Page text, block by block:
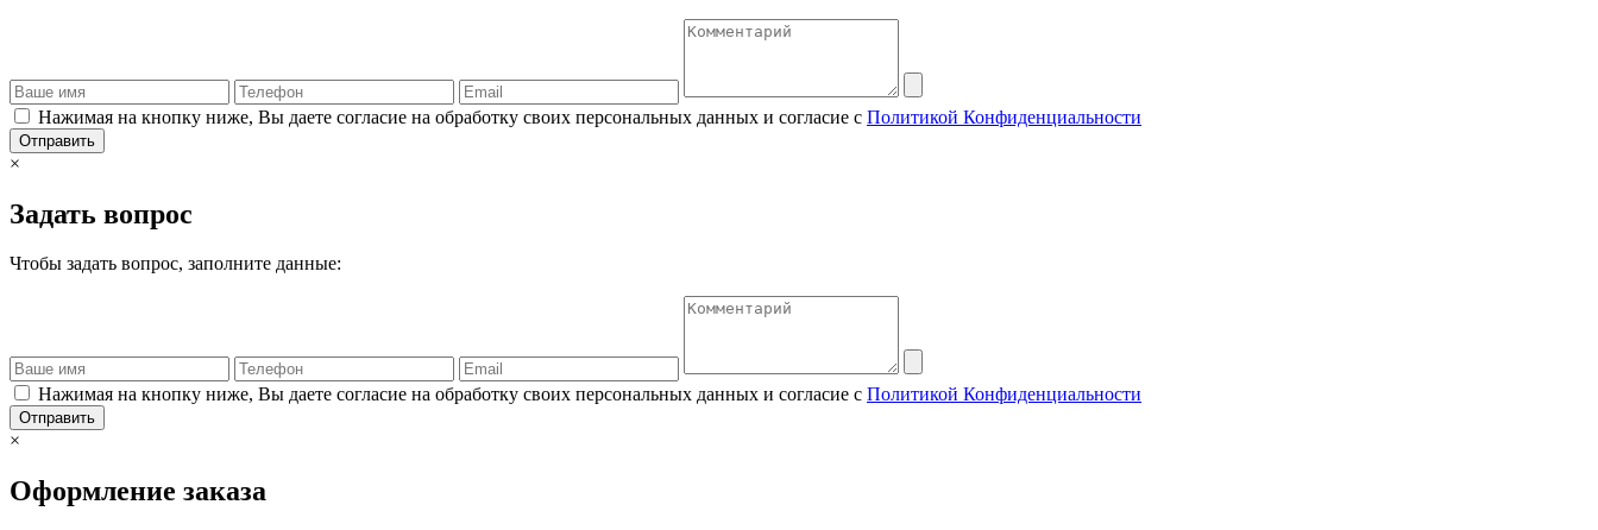
Нажимая на кнопку ниже, Вы даете согласие на обработку своих персональных данных и согласие с Политикой Конфиденциальности
Отправить
×
Задать вопрос
Чтобы задать вопрос, заполните данные:
Нажимая на кнопку ниже, Вы даете согласие на обработку своих персональных данных и согласие с Политикой Конфиденциальности
Отправить
×
Оформление заказа